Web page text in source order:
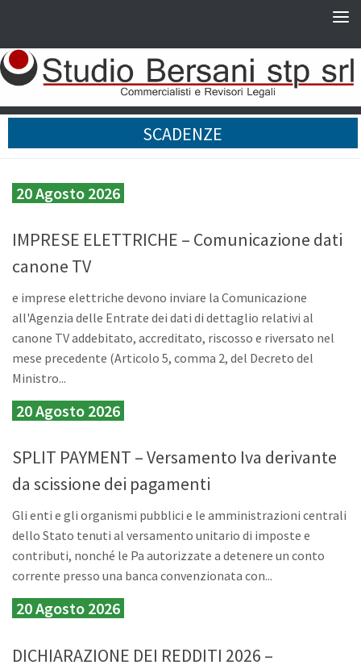
SCADENZE
20 Agosto 2026
IMPRESE ELETTRICHE – Comunicazione dati
canone TV
e imprese elettriche devono inviare la Comunicazione
all'Agenzia delle Entrate dei dati di dettaglio relativi al
canone TV addebitato, accreditato, riscosso e riversato nel
mese precedente (Articolo 5, comma 2, del Decreto del
Ministro...
20 Agosto 2026
SPLIT PAYMENT – Versamento Iva derivante
da scissione dei pagamenti
Gli enti e gli organismi pubblici e le amministrazioni centrali
dello Stato tenuti al versamento unitario di imposte e
contributi, nonché le Pa autorizzate a detenere un conto
corrente presso una banca convenzionata con...
20 Agosto 2026
DICHIARAZIONE DEI REDDITI 2026 –